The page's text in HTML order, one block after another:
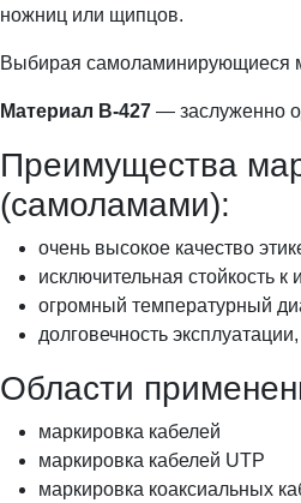
ножниц или щипцов.
Выбирая самоламинирующиеся
Материал B-427 — заслуженно
Преимущества
(самоламами):
очень высокое качество
исключительная стойкость
огромный температурный
долговечность
Области
маркировка кабелей
маркировка кабелей UTP
маркировка коаксиальных